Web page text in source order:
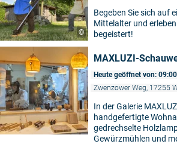
©
Begeben Sie sich auf
Mittelalter und
begeistert!
MAXLUZI-
Heute geöffnet von:
Zwenzower Weg, 17255
In der Galerie
handgefertigte
gedrechselte
Gewürzmühlen und